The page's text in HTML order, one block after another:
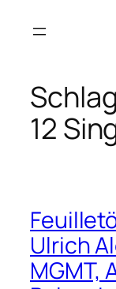
Inhalt
12
Ulrich
MGMT,